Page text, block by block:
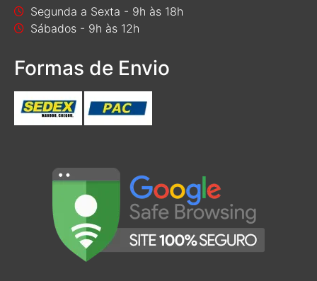
Segunda a Sexta - 9h às 18h
Sábados - 9h às 12h
Formas de Envio